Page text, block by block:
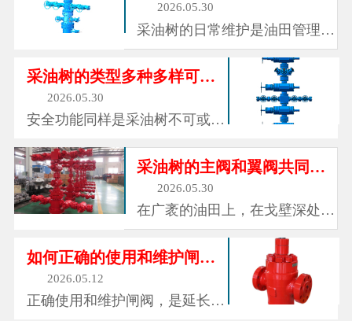
2026.05.30
采油树的日常维护是油田管理的
重要环节。操作人员每日巡检，
检查各连接处有无泄漏迹象，观
察压力表读数是否正常，确认阀
门操作是否灵活。定期对阀门进
行注脂和保养，确保密封面和阀
杆的润滑状态良好。对于长期不
动作...
采油树的类型多种多样可以适应不同的工况
2026.05.30
安全功能同样是采油树不可或缺
面临异常情况：地面管线破裂、
下游装置故障、井口着火、或者
操作失误导致压力异常升高。在
这些紧急情况下，采油树上的安
地面...
采油树的主阀和翼阀共同构成可控的通道
2026.05.30
在广袤的油田上，在戈壁深处的
采油厂，在海上钻井平台的甲板
边，总能看到一些由阀门、管路
和仪表组成的金属装置，它们矗
立在每一口油井的井口，外形如
同一个多枝杈的金属树。这就是
如何正确的使用和维护闸阀？
2026.05.12
正确使用和维护闸阀，是延长其